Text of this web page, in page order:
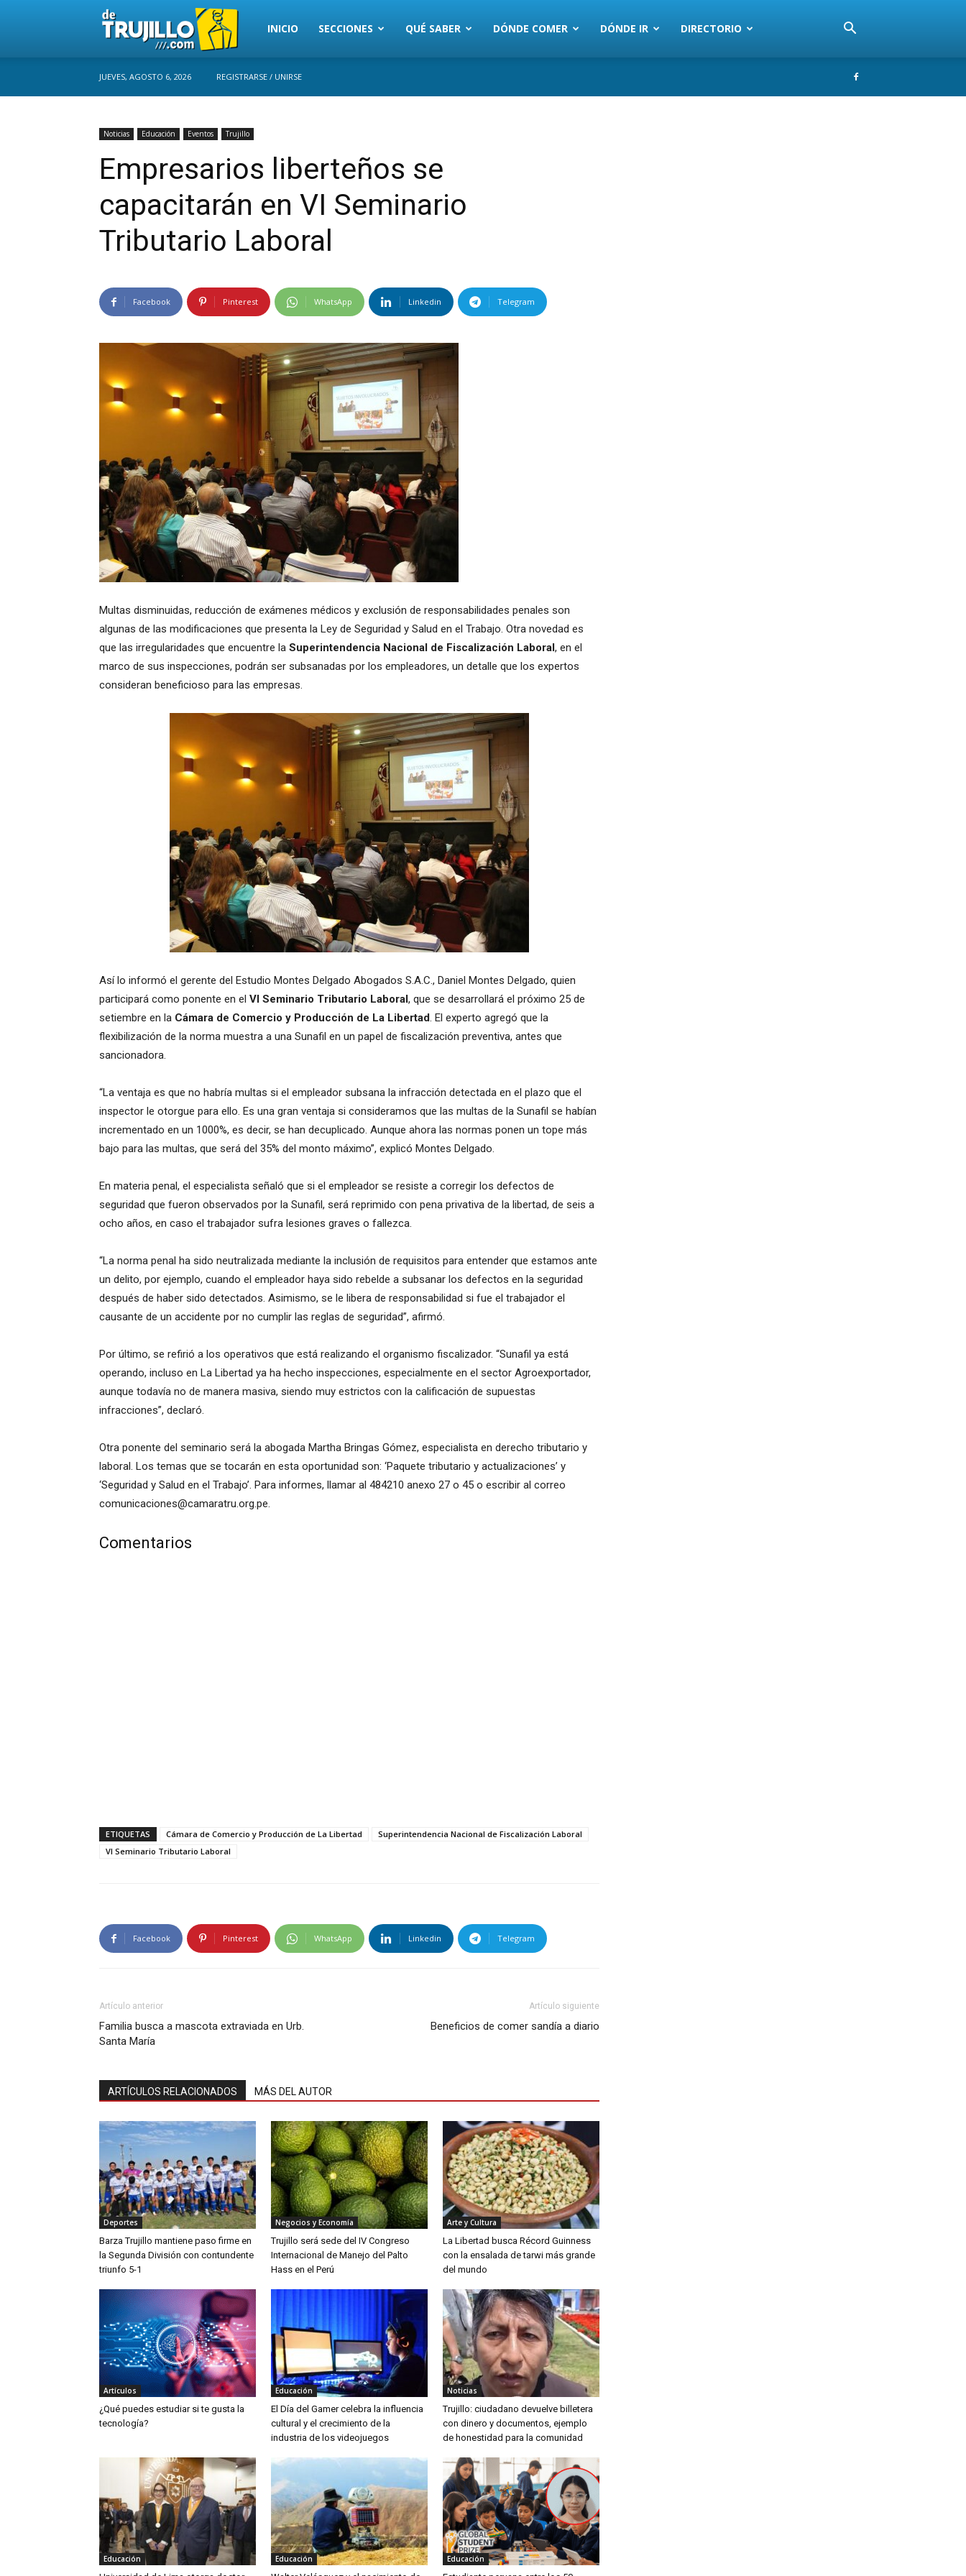
Trujillo
INICIO SECCIONES QUÉ SABER DÓNDE COMER DÓNDE IR DIRECTORIO
JUEVES, AGOSTO 6, 2026 REGISTRARSE / UNIRSE
Noticias Educación Eventos Trujillo
Empresarios liberteños se
capacitarán en VI Seminario
Tributario Laboral
Facebook Pinterest WhatsApp Linkedin Telegram
Multas disminuidas, reducción de exámenes médicos y exclusión de responsabilidades penales son
algunas de las modificaciones que presenta la Ley de Seguridad y Salud en el Trabajo. Otra novedad es
que las irregularidades que encuentre la Superintendencia Nacional de Fiscalización Laboral, en el
marco de sus inspecciones, podrán ser subsanadas por los empleadores, un detalle que los expertos
consideran beneficioso para las empresas.
Así lo informó el gerente del Estudio Montes Delgado Abogados S.A.C., Daniel Montes Delgado, quien
participará como ponente en el VI Seminario Tributario Laboral, que se desarrollará el próximo 25 de
setiembre en la Cámara de Comercio y Producción de La Libertad. El experto agregó que la
flexibilización de la norma muestra a una Sunafil en un papel de fiscalización preventiva, antes que
sancionadora.
“La ventaja es que no habría multas si el empleador subsana la infracción detectada en el plazo que el
inspector le otorgue para ello. Es una gran ventaja si consideramos que las multas de la Sunafil se habían
incrementado en un 1000%, es decir, se han decuplicado. Aunque ahora las normas ponen un tope más
bajo para las multas, que será del 35% del monto máximo”, explicó Montes Delgado.
En materia penal, el especialista señaló que si el empleador se resiste a corregir los defectos de
seguridad que fueron observados por la Sunafil, será reprimido con pena privativa de la libertad, de seis a
ocho años, en caso el trabajador sufra lesiones graves o fallezca.
“La norma penal ha sido neutralizada mediante la inclusión de requisitos para entender que estamos ante
un delito, por ejemplo, cuando el empleador haya sido rebelde a subsanar los defectos en la seguridad
después de haber sido detectados. Asimismo, se le libera de responsabilidad si fue el trabajador el
causante de un accidente por no cumplir las reglas de seguridad”, afirmó.
Por último, se refirió a los operativos que está realizando el organismo fiscalizador. “Sunafil ya está
operando, incluso en La Libertad ya ha hecho inspecciones, especialmente en el sector Agroexportador,
aunque todavía no de manera masiva, siendo muy estrictos con la calificación de supuestas
infracciones”, declaró.
Otra ponente del seminario será la abogada Martha Bringas Gómez, especialista en derecho tributario y
laboral. Los temas que se tocarán en esta oportunidad son: ‘Paquete tributario y actualizaciones’ y
‘Seguridad y Salud en el Trabajo’. Para informes, llamar al 484210 anexo 27 o 45 o escribir al correo
comunicaciones@camaratru.org.pe.
Comentarios
ETIQUETAS Cámara de Comercio y Producción de La Libertad
Superintendencia Nacional de Fiscalización Laboral
VI Seminario Tributario Laboral
Facebook Pinterest WhatsApp Linkedin Telegram
Artículo anterior
Familia busca a mascota extraviada en Urb.
Santa María
Artículo siguiente
Beneficios de comer sandía a diario
ARTÍCULOS RELACIONADOS MÁS DEL AUTOR
Deportes
Barza Trujillo mantiene paso firme en
la Segunda División con contundente
triunfo 5-1
Negocios y Economía
Trujillo será sede del IV Congreso
Internacional de Manejo del Palto
Hass en el Perú
Arte y Cultura
La Libertad busca Récord Guinness
con la ensalada de tarwi más grande
del mundo
Artículos
¿Qué puedes estudiar si te gusta la
tecnología?
Educación
El Día del Gamer celebra la influencia
cultural y el crecimiento de la
industria de los videojuegos
Noticias
Trujillo: ciudadano devuelve billetera
con dinero y documentos, ejemplo
de honestidad para la comunidad
Educación Educación Educación